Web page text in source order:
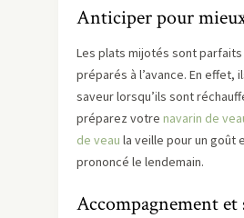
Anticiper pour
Les plats mijotés sont
préparés à l’avance. En effet,
saveur lorsqu’ils sont
préparez votre navarin de
de veau la veille pour un goût
prononcé le lendemain.
Accompagnement et